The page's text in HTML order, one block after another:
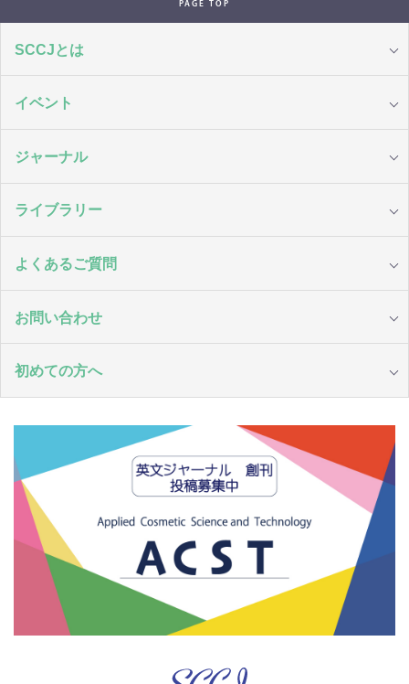
PAGE TOP
SCCJとは
イベント
ジャーナル
ライブラリー
よくあるご質問
お問い合わせ
初めての方へ